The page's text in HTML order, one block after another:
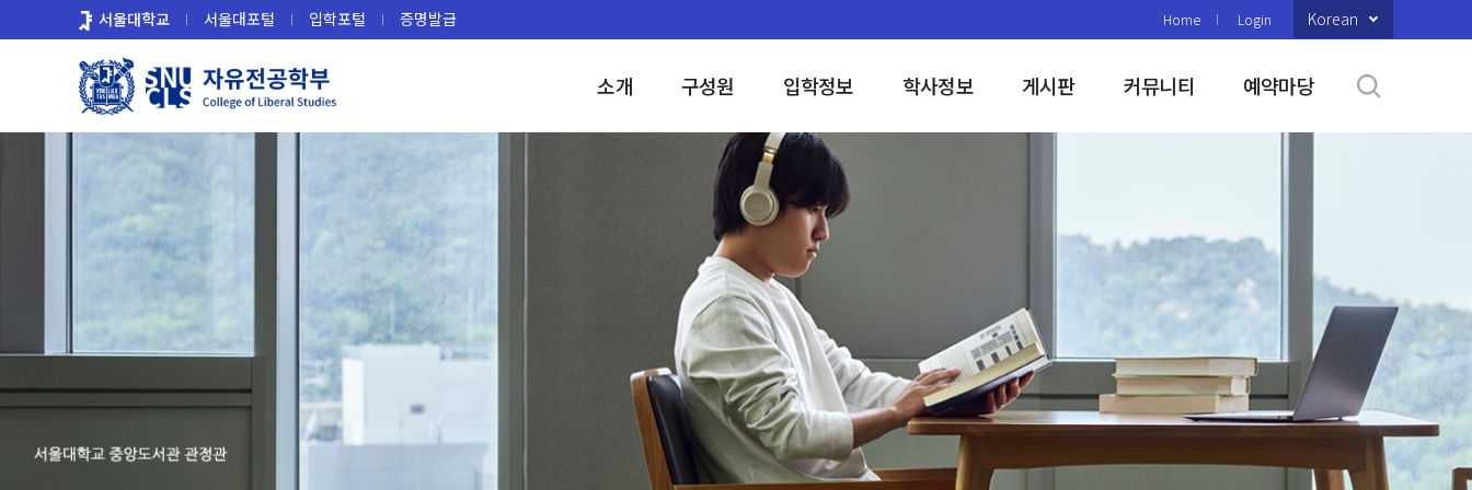
로
서울대학교 서울대포털 입학포털 증명발급 Home Login Korean
소개 구성원 입학정보 학사정보 게시판 커뮤니티 예약마당